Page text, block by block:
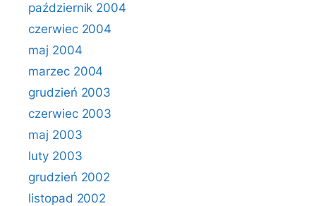
październik 2004
czerwiec 2004
maj 2004
marzec 2004
grudzień 2003
czerwiec 2003
maj 2003
luty 2003
grudzień 2002
listopad 2002